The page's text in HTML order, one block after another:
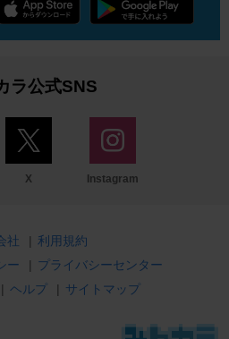
ラ公式SNS
X Instagram
社 | 利用規約
ー
| プライバシーセンター
| ヘルプ | サイトマップ